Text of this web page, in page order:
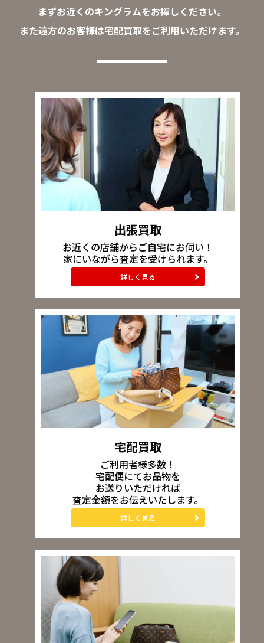
まずお近くのキングラムをお探しください。
また遠方のお客様は宅配買取をご利用いただけます。
出張買取
お近くの店舗からご自宅にお伺い！
家にいながら査定を受けられます。
詳しく見る
宅配買取
ご利用者様多数！
宅配便にてお品物を
お送りいただければ
査定金額をお伝えいたします。
詳しく見る